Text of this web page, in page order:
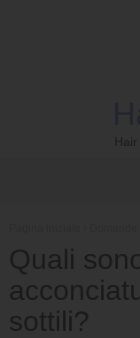
Quali
sottili?